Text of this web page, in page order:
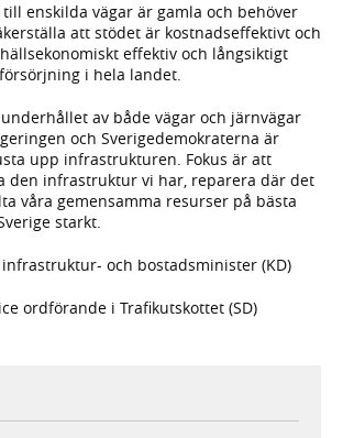
enskilda vägar är gamla och behöver
att stödet är kostnadseffektivt och
effektiv och långsiktigt
i hela landet.
av både vägar och järnvägar
och Sverigedemokraterna är
upp infrastrukturen. Fokus är att
den infrastruktur vi har, reparera där det
våra gemensamma resurser på bästa
starkt.
och bostadsminister (KD)
ordförande i Trafikutskottet (SD)